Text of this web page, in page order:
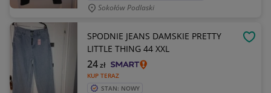
Sokołów Podlaski
SPODNIE JEANS DAMSKIE PRETTY
LITTLE THING 44 XXL
KUP TERAZ
24zł
STAN: NOWY